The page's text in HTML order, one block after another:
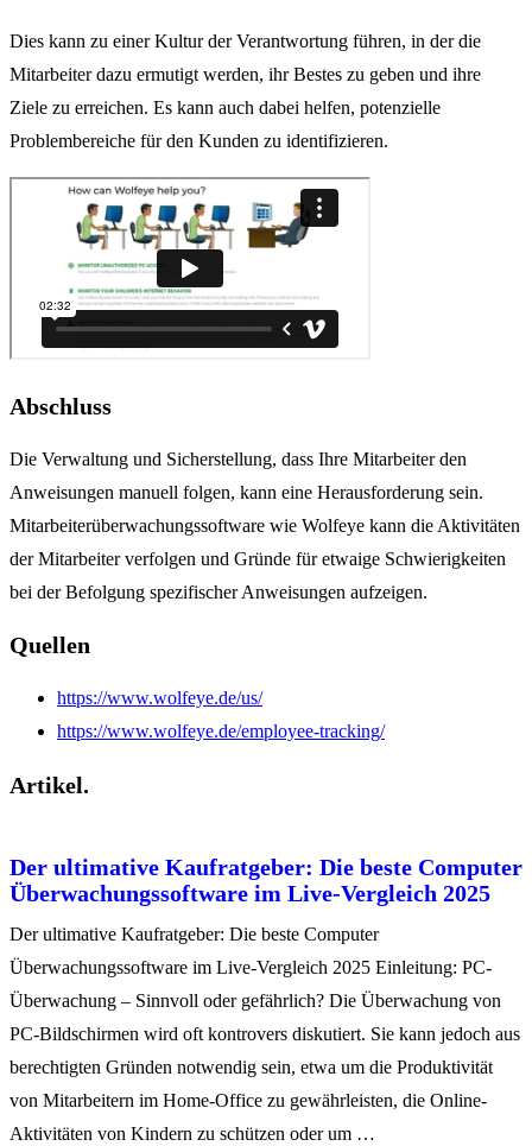
Dies kann zu einer Kultur der Verantwortung führen, in der die
Mitarbeiter dazu ermutigt werden, ihr Bestes zu geben und ihre
Ziele zu erreichen. Es kann auch dabei helfen, potenzielle
Problembereiche für den Kunden zu identifizieren.
Abschluss
Die Verwaltung und Sicherstellung, dass Ihre Mitarbeiter den
Anweisungen manuell folgen, kann eine Herausforderung sein.
Mitarbeiterüberwachungssoftware wie Wolfeye kann die Aktivitäten
der Mitarbeiter verfolgen und Gründe für etwaige Schwierigkeiten
bei der Befolgung spezifischer Anweisungen aufzeigen.
Quellen
https://www.wolfeye.de/us/
https://www.wolfeye.de/employee-tracking/
Artikel.
Der ultimative Kaufratgeber: Die beste Computer
Überwachungssoftware im Live-Vergleich 2025
Der ultimative Kaufratgeber: Die beste Computer
Überwachungssoftware im Live-Vergleich 2025 Einleitung: PC-
Überwachung – Sinnvoll oder gefährlich? Die Überwachung von
PC-Bildschirmen wird oft kontrovers diskutiert. Sie kann jedoch aus
berechtigten Gründen notwendig sein, etwa um die Produktivität
von Mitarbeitern im Home-Office zu gewährleisten, die Online-
Aktivitäten von Kindern zu schützen oder um …